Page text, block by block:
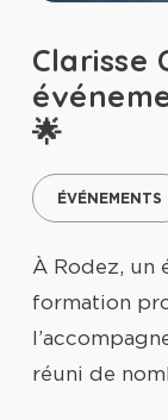
Clarisse
🌟
ÉVÉNEMENTS
À Rodez, un
formation
réuni de